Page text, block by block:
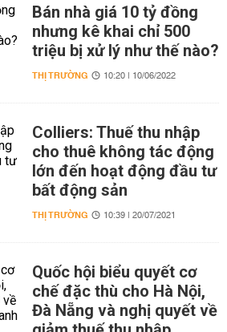
Bán nhà giá 10 tỷ đồng
nhưng kê khai chỉ 500
triệu bị xử lý như thế nào?
THỊ TRƯỜNG 10:20 | 10/06/2022
Colliers: Thuế thu nhập
cho thuê không tác động
lớn đến hoạt động đầu tư
bất động sản
THỊ TRƯỜNG 10:39 | 20/07/2021
Quốc hội biểu quyết cơ
chế đặc thù cho Hà Nội,
Đà Nẵng và nghị quyết về